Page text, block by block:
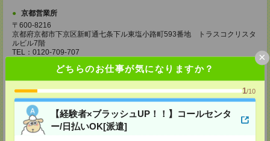
どちらのお仕事が気になりますか？
1/10
【経験者×ブラッシュUP！！】コールセンタ
ー/日払いOK[派遣]
×
京都営業所
〒600-8216
京都府京都市下京区新町通七条下ル東塩小路町593番地 トラスコクリスタ
ルビル7階
TEL：0120-709-707
担当：採用担当
大阪営業所
〒530-0017
大阪府大阪市北区角田町8番1号 大阪梅田ツインタワーズ・ノース34階
TEL：0120-995-985
FAX：0120-992-568
担当：採用担当